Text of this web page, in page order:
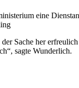
eine
Sache her
sagte Wunderlich.